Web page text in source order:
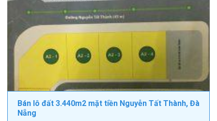
Bán lô đất 3.440m2 mặt tiền Nguyễn Tất Thành, Đà
Nẵng